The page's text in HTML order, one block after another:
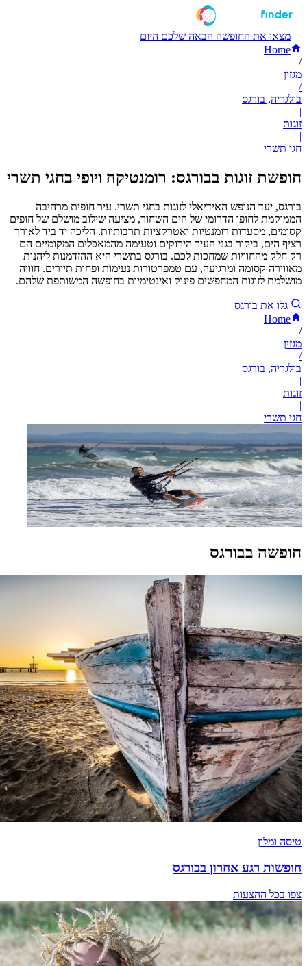
מצאו את החופשה הבאה שלכם היום
Home
/
מגזין
/
בולגריה, בורגס
|
זוגות
|
חגי תשרי
חופשת זוגות בבורגס: רומנטיקה ויופי בחגי תשרי
בורגס, יעד הנופש האידיאלי לזוגות בחגי תשרי. עיר חופית מרהיבה
הממוקמת לחופו הדרומי של הים השחור, מציעה שילוב מושלם של חופים
קסומים, מסעדות רומנטיות ואטרקציות תרבותיות. הליכה יד ביד לאורך
רציף הים, ביקור בגני העיר הירוקים וטעימה מהמאכלים המקומיים הם
רק חלק מהחוויות שמחכות לכם. בורגס בתשרי היא ההזדמנות ליהנות
מאווירה קסומה ומרגיעה, עם טמפרטורות נעימות ופחות תיירים. חוויה
מושלמת לזוגות המחפשים פינוק ואינטימיות בחופשה המשותפת שלהם.
גלו את בורגס
Home
/
מגזין
/
בולגריה, בורגס
|
זוגות
|
חגי תשרי
חופשה בבורגס
טיסה ומלון
חופשות רגע אחרון בבורגס
צפו בכל ההצעות